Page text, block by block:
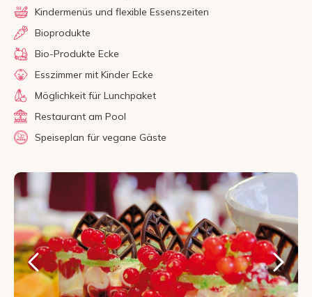
Kindermenüs und flexible Essenszeiten
Bioprodukte
Bio-Produkte Ecke
Esszimmer mit Kinder Ecke
Möglichkeit für Lunchpaket
Restaurant am Pool
Speiseplan für vegane Gäste